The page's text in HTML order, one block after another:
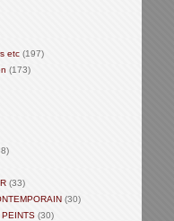
etc (197)
(173)
(33)
(30)
PEINTS (30)